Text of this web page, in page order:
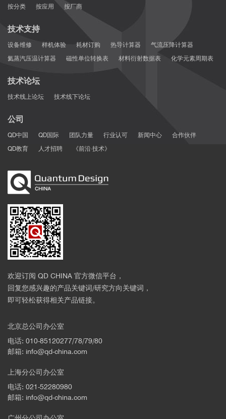
按分类 按应用 按厂商
技术支持
设备维修 样机体验 耗材订购 热导计算器
气流压降计算器
氦蒸汽压温计算器
磁性单位转换表 材料衍射数据表 化学元素周期表
技术论坛
技术线上论坛 技术线下论坛
公司
QD中国 QD国际 团队力量 行业认可 新闻中心
合作伙伴
QD教育
人才招聘 《前沿·技术》
欢迎订阅 QD CHINA 官方微信平台，
回复您感兴趣的产品关键词/研究方向关键词，
即可轻松获得相关产品链接。
北京总公司办公室
电话: 010-85120277/78/79/80
邮箱: info@qd-china.com
上海分公司办公室
电话: 021-52280980
邮箱: info@qd-china.com